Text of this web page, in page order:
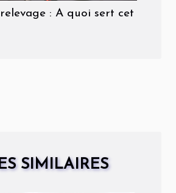
: A quoi sert cet
SIMILAIRES